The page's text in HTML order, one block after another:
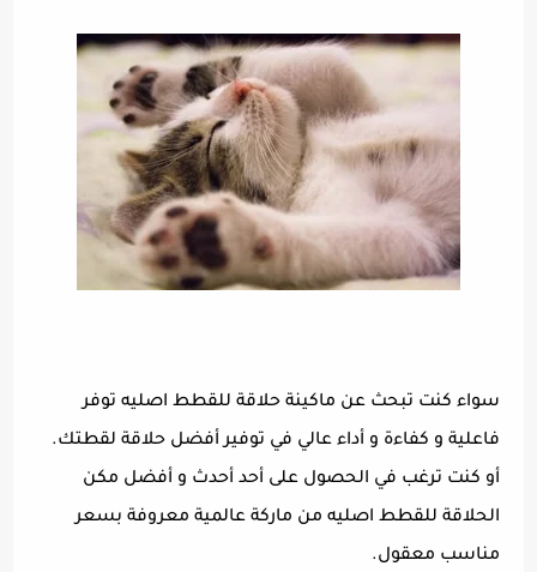
سواء كنت تبحث عن ماكينة حلاقة للقطط اصليه توفر
فاعلية و كفاءة و أداء عالي في توفير أفضل حلاقة لقطتك.
أو كنت ترغب في الحصول على أحد أحدث و أفضل مكن
الحلاقة للقطط اصليه من ماركة عالمية معروفة بسعر
مناسب معقول.